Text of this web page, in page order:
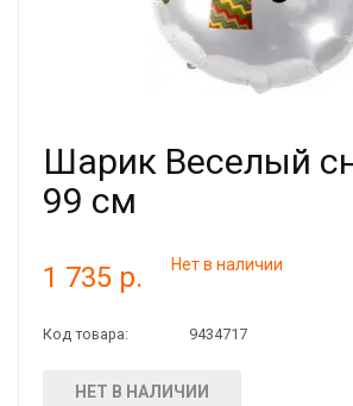
Шарик Веселый
99 см
1 735 р. Нет в наличии
Код товара: 9434717
НЕТ В НАЛИЧИИ